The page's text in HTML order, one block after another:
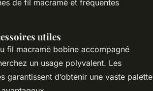
de fil macramé et fréquentes
utiles
fil macramé bobine accompagné
un usage polyvalent. Les
garantissent d’obtenir une vaste palette